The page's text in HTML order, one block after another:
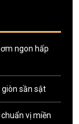
ngon hấp
sần sật
vị miền